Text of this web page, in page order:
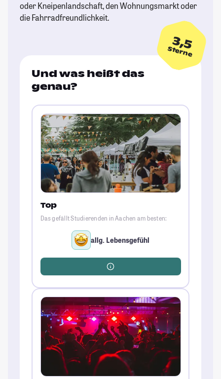
oder Kneipenlandschaft, den Wohnungsmarkt oder
die Fahrradfreundlichkeit.
3,5
Sterne
Und was heißt das
genau?
Top
Das gefällt Studierenden in Aachen am besten:
allg. Lebensgefühl